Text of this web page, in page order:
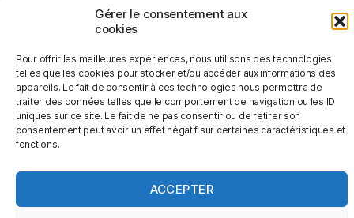
Gérer le consentement aux
cookies
Pour offrir les meilleures expériences, nous utilisons des technologies
telles que les cookies pour stocker et/ou accéder aux informations des
appareils. Le fait de consentir à ces technologies nous permettra de
traiter des données telles que le comportement de navigation ou les ID
uniques sur ce site. Le fait de ne pas consentir ou de retirer son
consentement peut avoir un effet négatif sur certaines caractéristiques et
fonctions.
ACCEPTER
(24)
Religion(63)
Témoignages(20)
Les Livres de Pierre